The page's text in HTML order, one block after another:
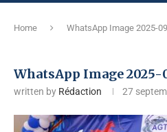
Home WhatsApp Image 2025-
WhatsApp Image 2025-
written by Rédaction 27